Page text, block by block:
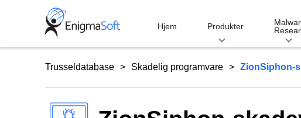
Hjem Produkter
Trusseldatabase Skadelig programvare ZionSiphon-